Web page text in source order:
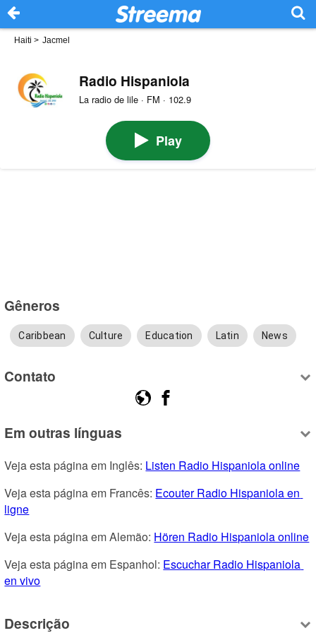
Haiti > Jacmel
Radio Hispaniola
La radio de lile · FM · 102.9
Play
Gêneros
Caribbean Culture Education Latin News
Contato
Em outras línguas
Veja esta página em Inglês: Listen Radio Hispaniola online
Veja esta página em Francês: Ecouter Radio Hispaniola en
ligne
Veja esta página em Alemão: Hören Radio Hispaniola online
Veja esta página em Espanhol: Escuchar Radio Hispaniola
en vivo
Descrição